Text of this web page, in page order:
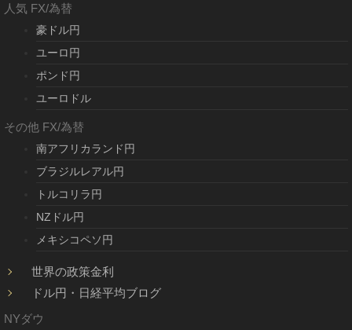
人気 FX/為替
豪ドル円
ユーロ円
ポンド円
ユーロドル
その他 FX/為替
南アフリカランド円
ブラジルレアル円
トルコリラ円
NZドル円
メキシコペソ円
世界の政策金利
ドル円・日経平均ブログ
NYダウ